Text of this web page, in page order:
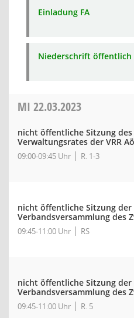
Einladung FA
Niederschrift öffentlich
MI 22.03.2023
nicht öffentliche Sitzung
Verwaltungsrates der VRR
09:00-09:45 Uhr R. 1-3
nicht öffentliche Sitzung der
Verbandsversammlung des
09:45-11:00 Uhr RS
nicht öffentliche Sitzung der
Verbandsversammlung des
09:45-11:00 Uhr R. 5